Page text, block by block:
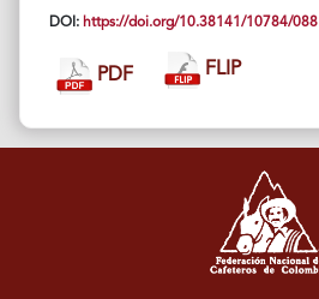
DOI: https://doi.org/10.38141/10784/088
PDF FLIP